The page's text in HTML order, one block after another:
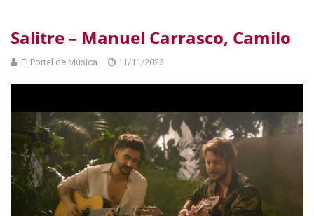
Salitre – Manuel Carrasco, Camilo
El Portal de Música 11/11/2023